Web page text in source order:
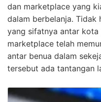
dan marketplace yang
dalam berbelanja. Tidak
yang sifatnya antar kota
marketplace telah
antar benua dalam
tersebut ada tantangan